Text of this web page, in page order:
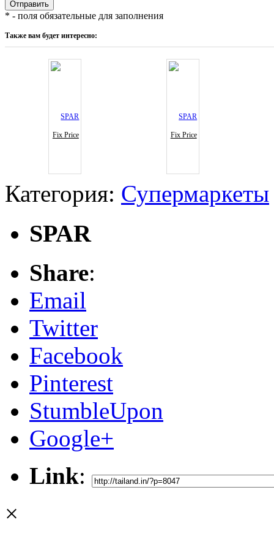
* - поля обязательные для заполнения
Также вам будет интересно:
Fix Price Fix Price
Категория: Супермаркеты
SPAR
Share:
Email
Twitter
Facebook
Pinterest
StumbleUpon
Google+
Link:
×